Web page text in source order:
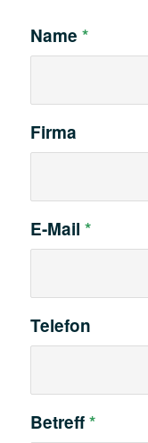
Name *
Firma
E-Mail *
Telefon
Betreff*